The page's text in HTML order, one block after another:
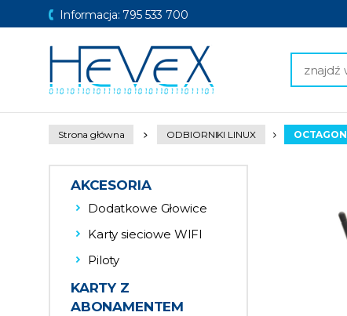
Informacja: 795 533 700
Strona główna ODBIORNIKI LINUX OCTAGON
AKCESORIA
Dodatkowe Głowice
Karty sieciowe WIFI
Piloty
KARTY Z
ABONAMENTEM